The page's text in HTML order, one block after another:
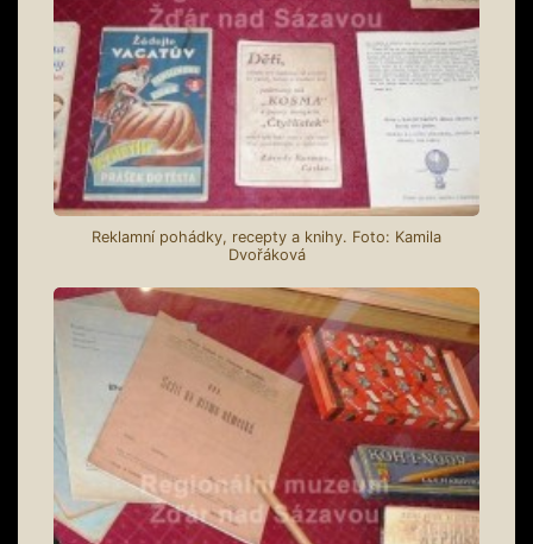
Reklamní pohádky, recepty a knihy. Foto: Kamila
Dvořáková